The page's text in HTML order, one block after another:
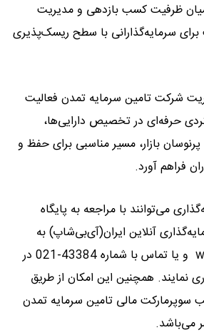
میان ظرفیت کسب بازدهی و مدیریت
سرمایه‌گذارانی با سطح ریسک‌پذیری
شرکت تامین سرمایه تمدن فعالیت
حرفه‌ای در تخصیص دارایی‌ها،
بازار، مسیر مناسبی برای حفظ و
فراهم آورد.
می‌توانند با مراجعه به پایگاه
آنلاین ایران(آی‌بی‌شاپ) به
نشانی www.ibshop.ir و یا تماس با شماره 43384-021 در
نمایند. همچنین این امکان از طریق
مالی تامین سرمایه تمدن
می‌باشد.